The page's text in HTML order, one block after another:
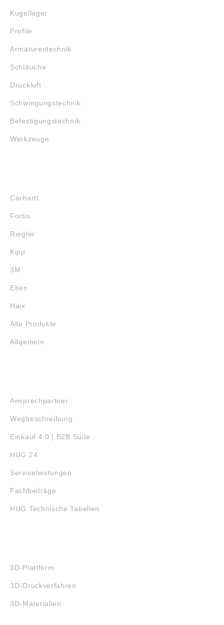
Kugellager
Profile
Armaturentechnik
Schläuche
Druckluft
Schwingungstechnik
Befestigungstechnik
Werkzeuge
Carhartt
Fortis
Riegler
Kipp
3M
Elten
Haix
Alle Produkte
Allgemein
Ansprechpartner
Wegbeschreibung
Einkauf 4.0 | B2B Suite
HUG 24
Serviceleistungen
Fachbeiträge
HUG Technische Tabellen
3D-Plattform
3D-Druckverfahren
3D-Materialien